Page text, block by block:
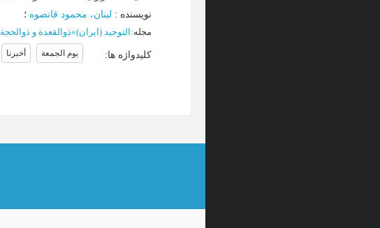
نویسنده : لبنان، محمود قانصوه ؛
مجله: التوحید (ایران)»ذوالقعدة و ذوالحجة 1404 - العدد 11
کلیدواژه ها: یوم الجمعة أخبرنا